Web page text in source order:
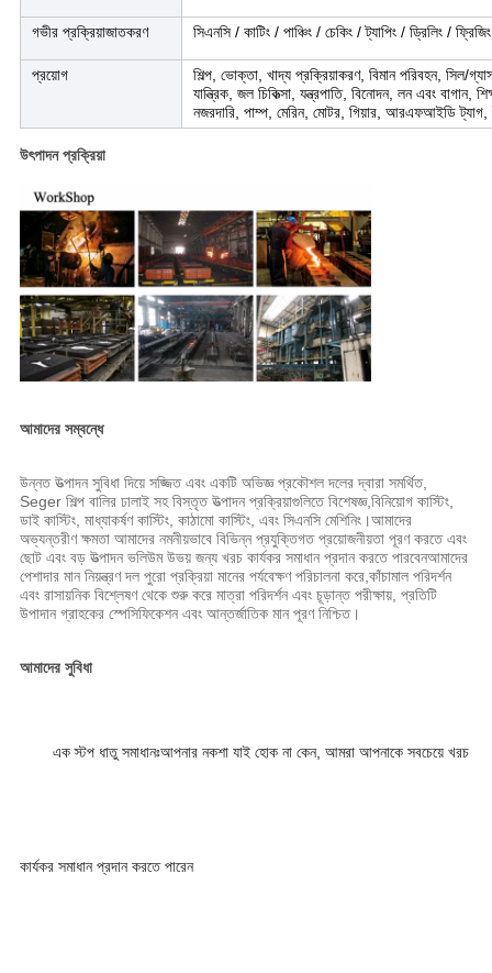
গভীর প্রক্রিয়াজাতকরণ সিএনসি / কাটিং / পাঞ্চিং / চেকিং / ট্যাপিং / ড্রিলিং / ফ্রিজিং
প্রয়োগ
শিল্প, ভোক্তা, খাদ্য প্রক্রিয়াকরণ, বিমান পরিবহন, সিল/
যান্ত্রিক, জল চিকিত্সা, যন্ত্রপাতি, বিনোদন, লন এবং বাগান,
নজরদারি, পাম্প, মেরিন, মোটর, গিয়ার, আরএফআইডি ট্যাগ,
উৎপাদন প্রক্রিয়া
আমাদের সম্বন্ধে
উন্নত উত্পাদন সুবিধা দিয়ে সজ্জিত এবং একটি অভিজ্ঞ প্রকৌশল দলের দ্বারা সমর্থিত,
Seger শিল্প বালির ঢালাই সহ বিস্তৃত উত্পাদন প্রক্রিয়াগুলিতে বিশেষজ্ঞ,বিনিয়োগ কাস্টিং,
ডাই কাস্টিং, মাধ্যাকর্ষণ কাস্টিং, কাঠামো কাস্টিং, এবং সিএনসি মেশিনিং।আমাদের
অভ্যন্তরীণ ক্ষমতা আমাদের নমনীয়ভাবে বিভিন্ন প্রযুক্তিগত প্রয়োজনীয়তা পূরণ করতে এবং
ছোট এবং বড় উত্পাদন ভলিউম উভয় জন্য খরচ কার্যকর সমাধান প্রদান করতে পারবেনআমাদের
পেশাদার মান নিয়ন্ত্রণ দল পুরো প্রক্রিয়া মানের পর্যবেক্ষণ পরিচালনা করে,কাঁচামাল পরিদর্শন
এবং রাসায়নিক বিশ্লেষণ থেকে শুরু করে মাত্রা পরিদর্শন এবং চূড়ান্ত পরীক্ষায়, প্রতিটি
উপাদান গ্রাহকের স্পেসিফিকেশন এবং আন্তর্জাতিক মান পূরণ নিশ্চিত।
আমাদের সুবিধা
এক স্টপ ধাতু সমাধানঃআপনার নকশা যাই হোক না কেন, আমরা আপনাকে সবচেয়ে খরচ
কার্যকর সমাধান প্রদান করতে পারেন